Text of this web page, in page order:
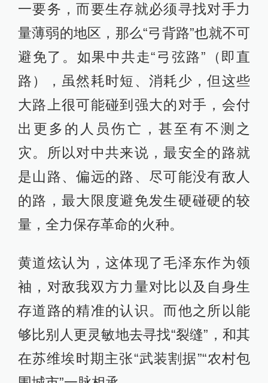
一要务，而要生存就必须寻找对手力
量薄弱的地区，那么“弓背路”也就不可
避免了。如果中共走“弓弦路”（即直
路），虽然耗时短、消耗少，但这些
大路上很可能碰到强大的对手，会付
出更多的人员伤亡，甚至有不测之
灾。所以对中共来说，最安全的路就
是山路、偏远的路、尽可能没有敌人
的路，最大限度避免发生硬碰硬的较
量，全力保存革命的火种。
黄道炫认为，这体现了毛泽东作为领
袖，对敌我双方力量对比以及自身生
存道路的精准的认识。而他之所以能
够比别人更灵敏地去寻找“裂缝”，和其
在苏维埃时期主张“武装割据”“农村包